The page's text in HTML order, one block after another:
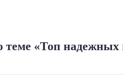
теме «Топ